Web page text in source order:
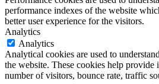
performance indexes of the website
better user experience for the visitors.
Analytics
Analytics
Analytical cookies are used to
the website. These cookies help provide
number of visitors, bounce rate, traffic